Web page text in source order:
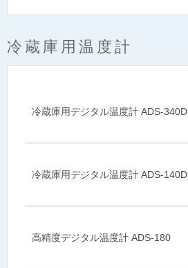
冷蔵庫用温度計
冷蔵庫用デジタル温度計 ADS-340D
冷蔵庫用デジタル温度計 ADS-140D
高精度デジタル温度計 ADS-180